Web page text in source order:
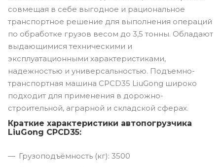
совмещая в себе выгодное и рациональное
транспортное решение для выполнения операций
по обработке грузов весом до 3,5 тонны. Обладают
выдающимися техническими и
эксплуатационными характеристиками,
надежностью и универсальностью. Подъемно-
транспортная машина CPCD35 LiuGong широко
подходит для применения в дорожно-
строительной, аграрной и складской сферах.
Краткие характеристики автопогрузчика
LiuGong CPCD35:
Грузоподъёмность (кг): 3500